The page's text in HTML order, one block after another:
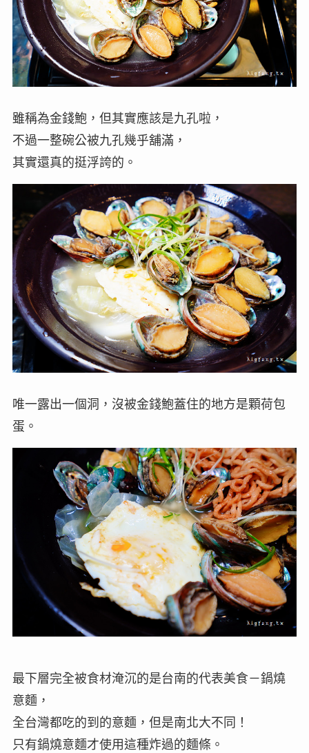
雖稱為金錢鮑，但其實應該是九孔啦，
不過一整碗公被九孔幾乎舖滿，
其實還真的挺浮誇的。
唯一露出一個洞，沒被金錢鮑蓋住的地方是顆荷包
蛋。
最下層完全被食材淹沉的是台南的代表美食－鍋燒
意麵，
全台灣都吃的到的意麵，但是南北大不同！
只有鍋燒意麵才使用這種炸過的麵條。